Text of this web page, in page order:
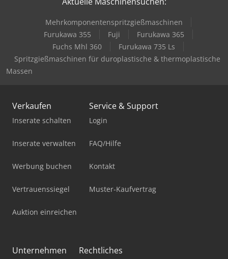
Mehrkomponentenspritzgießmaschinen
Furukawa 355
Fuji
Furukawa 365
Fuchs Mhl 360
Furukawa 735 Ls
Spritzgießmaschinen für duroplastische & thermoplastische
Massen
Verkaufen
Inserate schalten
Inserate verwalten
Werbung buchen
Vertrauenssiegel
Auktion einreichen
Service & Support
Login
FAQ/Hilfe
Kontakt
Muster-Kaufvertrag
Unternehmen Rechtliches